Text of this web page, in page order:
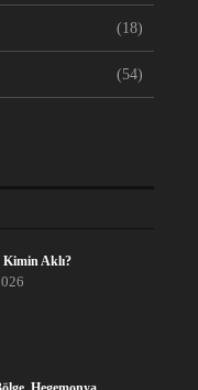
(18)
(54)
Kimin Aklı?